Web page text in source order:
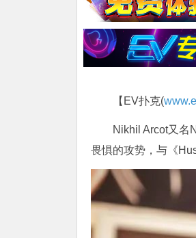
【EV扑克(
Nikhil Arcot又名
畏惧的攻势，与《